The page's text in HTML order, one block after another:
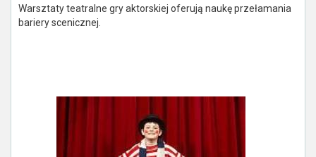
Warsztaty teatralne gry aktorskiej oferują naukę przełamania
bariery scenicznej.